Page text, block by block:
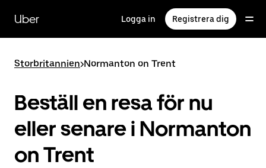
huvudinnehållet
Uber Logga in Registrera dig
Storbritannien>Normanton on Trent
Beställ en resa för nu
eller senare i Normanton
on Trent